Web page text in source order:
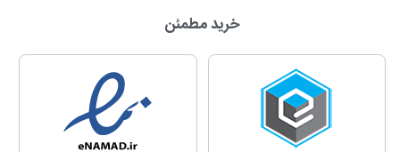
خرید مطمئن